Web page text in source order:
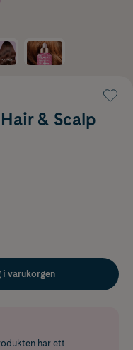
& Scalp
i varukorgen
har ett